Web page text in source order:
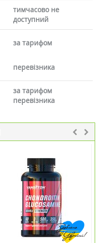
тимчасово не
доступний
за тарифом
перевізника
за тарифом
перевізника